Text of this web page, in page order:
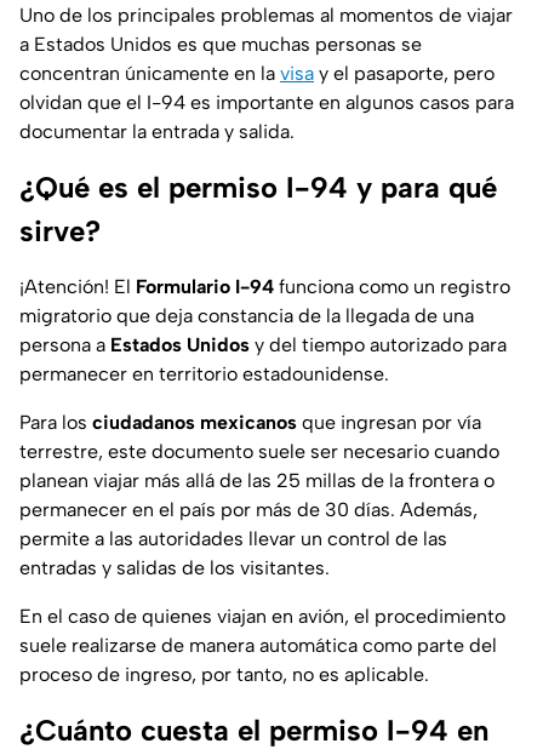
Uno de los principales problemas al momentos de viajar
a Estados Unidos es que muchas personas se
concentran únicamente en la visa y el pasaporte, pero
olvidan que el I-94 es importante en algunos casos para
documentar la entrada y salida.
¿Qué es el permiso I-94 y para qué
sirve?
¡Atención! El Formulario I-94 funciona como un registro
migratorio que deja constancia de la llegada de una
persona a Estados Unidos y del tiempo autorizado para
permanecer en territorio estadounidense.
Para los ciudadanos mexicanos que ingresan por vía
terrestre, este documento suele ser necesario cuando
planean viajar más allá de las 25 millas de la frontera o
permanecer en el país por más de 30 días. Además,
permite a las autoridades llevar un control de las
entradas y salidas de los visitantes.
En el caso de quienes viajan en avión, el procedimiento
suele realizarse de manera automática como parte del
proceso de ingreso, por tanto, no es aplicable.
¿Cuánto cuesta el permiso I-94 en